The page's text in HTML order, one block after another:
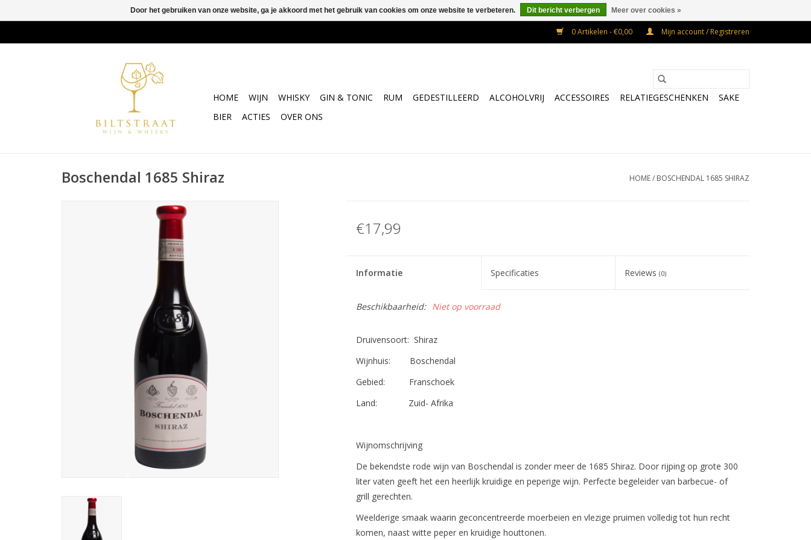
0 Artikelen - €0,00 Mijn account / Registreren
HOME WIJN WHISKY GIN & TONIC RUM GEDESTILLEERD ALCOHOLVRIJ ACCESSOIRES RELATIEGESCHENKEN
SAKE
BIER
ACTIES OVER ONS
Boschendal 1685 Shiraz HOME/ BOSCHENDAL 1685 SHIRAZ
€17,99
Informatie Specificaties Reviews(0)
Beschikbaarheid: Niet op voorraad
Druivensoort: Shiraz
Wijnhuis: Boschendal
Gebied: Franschoek
Land: Zuid- Afrika
Wijnomschrijving
De bekendste rode wijn van Boschendal is zonder meer de 1685 Shiraz. Door rijping op grote 300
liter vaten geeft het een heerlijk kruidige en peperige wijn. Perfecte begeleider van barbecue- of
grill gerechten.
Weelderige smaak waarin geconcentreerde moerbeien en vlezige pruimen volledig tot hun recht
komen, naast witte peper en kruidige houttonen.
Door het gebruiken van onze website, ga je akkoord met het gebruik van cookies om onze website te verbeteren. Dit bericht verbergen Meer over cookies »